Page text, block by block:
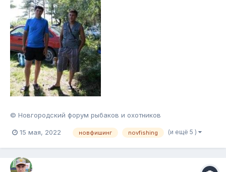
© Новгородский форум рыбаков и охотников
15 мая, 2022 новфишинг novfishing (и ещё 5 )